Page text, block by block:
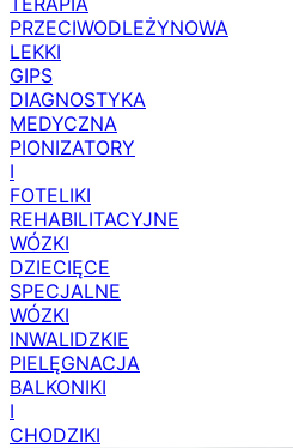
TERAPIA
PRZECIWODLEŻYNOWA
LEKKI
GIPS
DIAGNOSTYKA
MEDYCZNA
PIONIZATORY
I
FOTELIKI
REHABILITACYJNE
WÓZKI
DZIECIĘCE
SPECJALNE
WÓZKI
INWALIDZKIE
PIELĘGNACJA
BALKONIKI
I